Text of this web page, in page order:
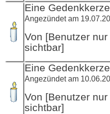
Eine
Angezündet am
Von [Benutzer
sichtbar]
Eine
Angezündet am
Von [Benutzer
sichtbar]